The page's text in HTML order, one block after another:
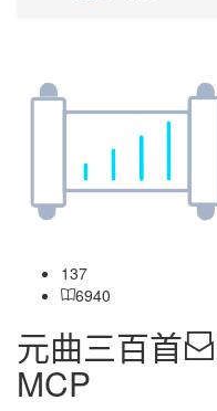
137
6940
元曲三百首
MCP